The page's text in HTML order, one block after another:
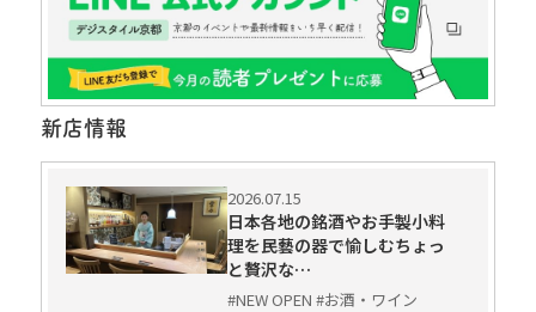
新店情報
2026.07.15
日本各地の銘酒やお手製小料
理を民藝の器で愉しむちょっ
と贅沢な…
#NEW OPEN #お酒・ワイン